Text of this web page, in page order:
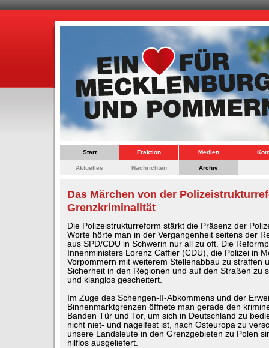
Start Fraktion Medien
Aktuelles Nachrichten Archiv
Das Märchen von der
Grenzkriminalität
Die Polizeistrukturreform stärkt die Präsenz der
Worte hörte man in der Vergangenheit seitens der
aus SPD/CDU in Schwerin nur all zu oft. Die
Innenministers Lorenz Caffier (CDU), die Polizei in
Vorpommern mit weiterem Stellenabbau zu straffen
Sicherheit in den Regionen und auf den Straßen zu
und klanglos gescheitert.
Im Zuge des Schengen-II-Abkommens und der
Binnenmarktgrenzen öffnete man gerade den
Banden Tür und Tor, um sich in Deutschland zu
nicht niet- und nagelfest ist, nach Osteuropa zu
unsere Landsleute in den Grenzgebieten zu Polen
hilflos ausgeliefert.